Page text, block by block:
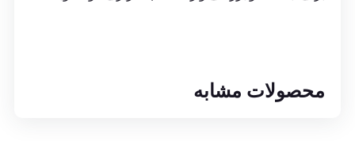
محصولات مشابه